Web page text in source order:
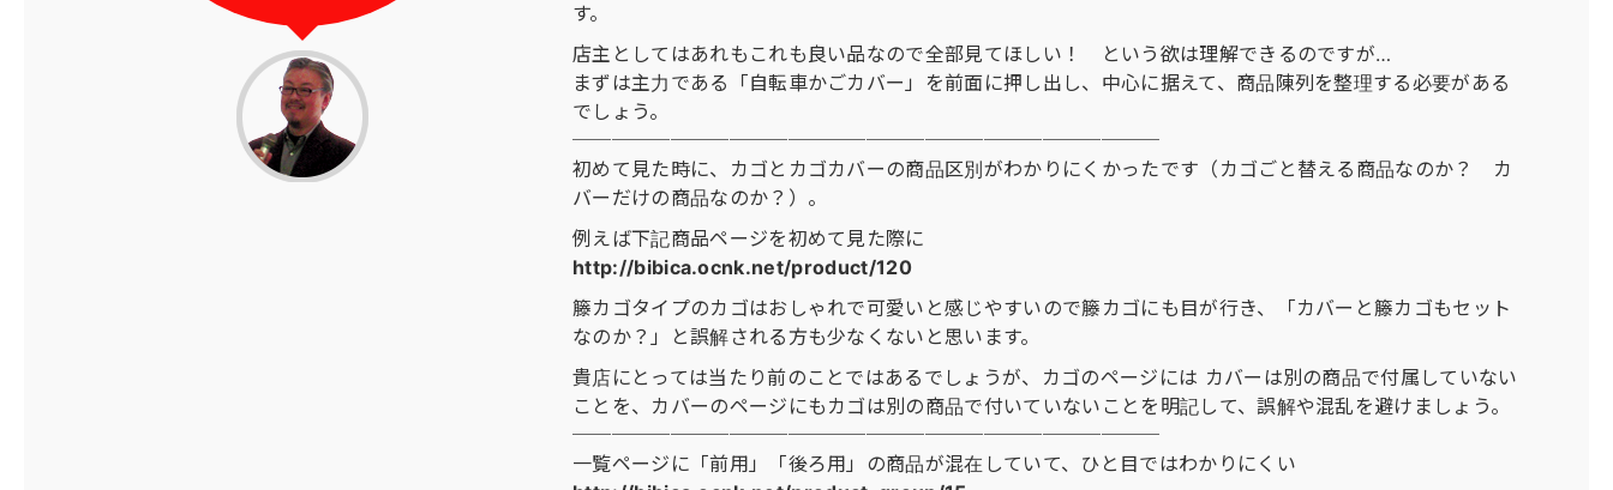
す。
店主としてはあれもこれも良い品なので全部見てほしい！ という欲は理解できるのですが…
まずは主力である「自転車かごカバー」を前面に押し出し、中心に据えて、商品陳列を整理する必要がある
でしょう。
──────────────────────────────
初めて見た時に、カゴとカゴカバーの商品区別がわかりにくかったです（カゴごと替える商品なのか？ カ
バーだけの商品なのか？）。
例えば下記商品ページを初めて見た際に
http://bibica.ocnk.net/product/120
籐カゴタイプのカゴはおしゃれで可愛いと感じやすいので籐カゴにも目が行き、「カバーと籐カゴもセット
なのか？」と誤解される方も少なくないと思います。
貴店にとっては当たり前のことではあるでしょうが、カゴのページには カバーは別の商品で付属していない
ことを、カバーのページにもカゴは別の商品で付いていないことを明記して、誤解や混乱を避けましょう。
──────────────────────────────
一覧ページに「前用」「後ろ用」の商品が混在していて、ひと目ではわかりにくい